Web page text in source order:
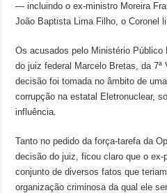
— incluindo o ex-ministro Moreira
João Baptista Lima Filho, o Coronel
Os acusados pelo Ministério Público
do juiz federal Marcelo Bretas, da 7ª
decisão foi tomada no âmbito de
corrupção na estatal Eletronuclear,
influência.
Tanto no pedido da força-tarefa da
decisão do juiz, ficou claro que o ex-
conjunto de diversos fatos que
organização criminosa da qual ele